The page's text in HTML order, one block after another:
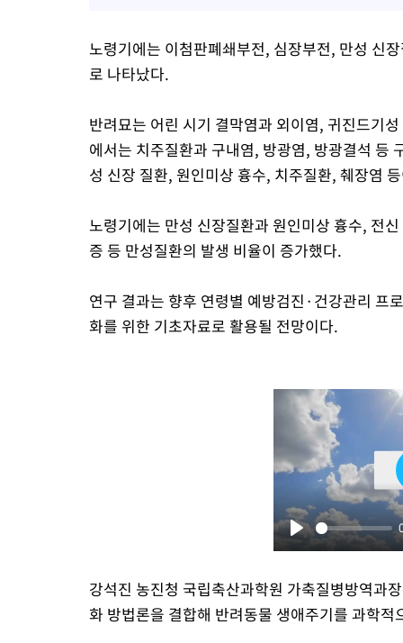
노령기에는 이첨판폐쇄부전, 심장부전, 만성 신
로 나타났다.
반려묘는 어린 시기 결막염과 외이염, 귀진드기
에서는 치주질환과 구내염, 방광염, 방광결석 등
성 신장 질환, 원인미상 흉수, 치주질환, 췌장염
노령기에는 만성 신장질환과 원인미상 흉수, 전
증 등 만성질환의 발생 비율이 증가했다.
연구 결과는 향후 연령별 예방검진·건강관리 프
화를 위한 기초자료로 활용될 전망이다.
Play
강석진 농진청 국립축산과학원 가축질병방역과
화 방법론을 결합해 반려동물 생애주기를 과학